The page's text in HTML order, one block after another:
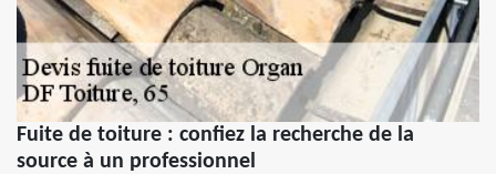
Fuite de toiture : confiez la recherche de la
source à un professionnel